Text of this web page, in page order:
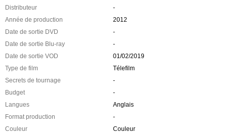
Distributeur
-
Année de production
2012
Date de sortie DVD
-
Date de sortie Blu-ray
-
Date de sortie VOD
01/02/2019
Type de film
Télefilm
Secrets de tournage
-
Budget
-
Langues
Anglais
Format production
-
Couleur
Couleur